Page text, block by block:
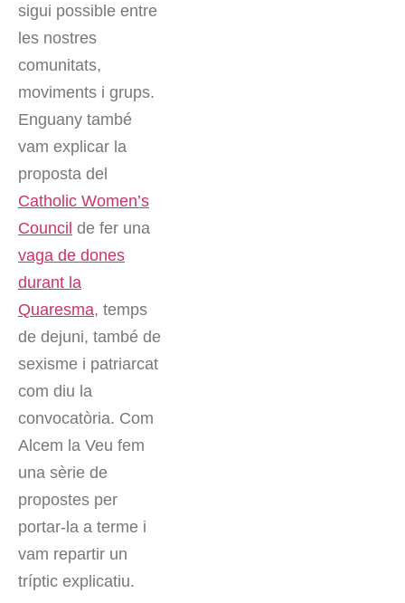
sigui possible entre
les nostres
comunitats,
moviments i grups.
Enguany també
vam explicar la
proposta del
Catholic Women’s
Council de fer una
vaga de dones
durant la
Quaresma, temps
de dejuni, també de
sexisme i patriarcat
com diu la
convocatòria. Com
Alcem la Veu fem
una sèrie de
propostes per
portar-la a terme i
vam repartir un
tríptic explicatiu.